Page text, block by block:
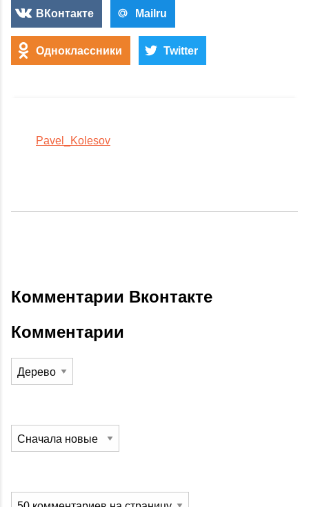
ВКонтакте Mailru
Одноклассники Twitter
Pavel_Kolesov
Комментарии Вконтакте
Комментарии